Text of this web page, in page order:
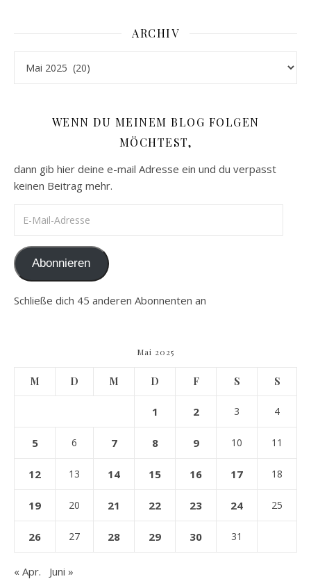
ARCHIV
WENN DU MEINEM BLOG FOLGEN
MÖCHTEST,
dann gib hier deine e-mail Adresse ein und du verpasst
keinen Beitrag mehr.
Abonnieren
Schließe dich 45 anderen Abonnenten an
Mai 2025
M D M D F S S
1 2 3 4
5 6 7 8 9 10 11
12 13 14 15 16 17 18
19 20 21 22 23 24 25
26 27 28 29 30 31
« Apr. Juni »